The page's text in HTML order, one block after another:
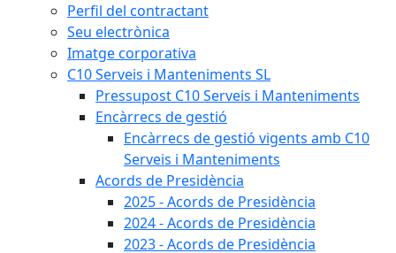
Perfil del contractant
Seu electrònica
Imatge corporativa
C10 Serveis i Manteniments SL
Pressupost C10 Serveis i Manteniments
Encàrrecs de gestió
Encàrrecs de gestió vigents amb C10
Serveis i Manteniments
Acords de Presidència
2025 - Acords de Presidència
2024 - Acords de Presidència
2023 - Acords de Presidència